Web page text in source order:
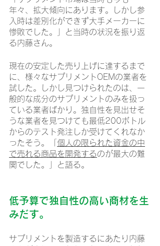
年々、拡大傾向にあります。しかし参
入時は差別化ができず大手メーカーに
惨敗でした。」と当時の状況を振り返
る内藤さん。
現在の安定した売り上げに達するまで
に、様々なサプリメントOEMの業者を
試した。しかし見つけられたのは、一
般的な成分のサプリメントのみを扱っ
ている業者ばかり。独自性を見出せそ
うな業者を見つけても最低200ボトル
からのテスト発注しか受けてくれなか
ったそう。「 個人の限られた資金の中
で売れる商品を開発するのが最大の難
関でした。」と語る。
低予算で独自性の高い商材を生
みだす。
サプリメントを製造するにあたり内藤